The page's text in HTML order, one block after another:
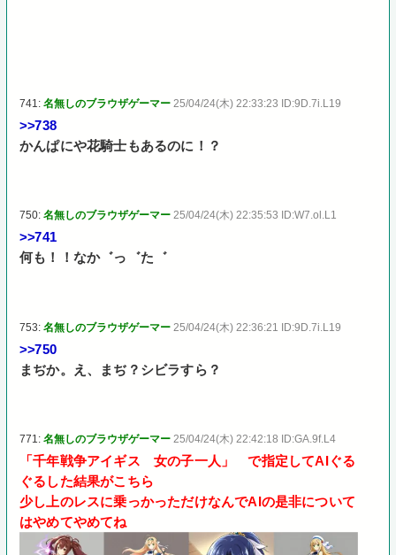
741:名無しのブラウザゲーマー 25/04/24(木) 22:33:23 ID:9D.7i.L19
>>738
かんぱにや花騎士もあるのに！？
750:名無しのブラウザゲーマー 25/04/24(木) 22:35:53 ID:W7.ol.L1
>>741
何も！！なか゛っ゛た゛
753:名無しのブラウザゲーマー 25/04/24(木) 22:36:21 ID:9D.7i.L19
>>750
まぢか。え、まぢ？シビラすら？
771:名無しのブラウザゲーマー 25/04/24(木) 22:42:18 ID:GA.9f.L4
「千年戦争アイギス 女の子一人」 で指定してAIぐる
ぐるした結果がこちら
少し上のレスに乗っかっただけなんでAIの是非について
はやめてやめてね